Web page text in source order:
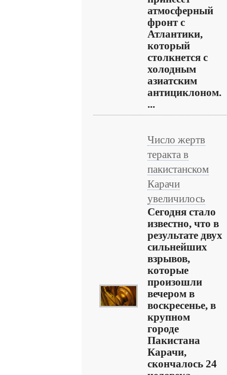
атмосферный
фронт с
Атлантики,
который
столкнется с
холодным
азиатским
антициклоном.
...
Число жертв
теракта в
пакистанском
Карачи
увеличилось
Сегодня стало
известно, что в
результате двух
сильнейших
взрывов,
которые
произошли
вечером в
воскресенье, в
крупном
городе
Пакистана
Карачи,
скончалось 24